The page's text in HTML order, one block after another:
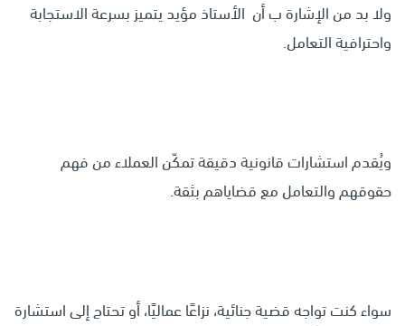
ولا بد من الإشارة ب أن الأستاذ مؤيد يتميز بسرعة الاستجابة
واحترافية التعامل.
ويُقدم استشارات قانونية دقيقة تمكّن العملاء من فهم
حقوقهم والتعامل مع قضاياهم بثقة.
سواء كنت تواجه قضية جنائية، نزاعًا عماليًا، أو تحتاج إلى استشارة